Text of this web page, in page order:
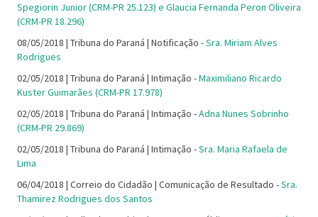
Spegiorin Junior (CRM-PR 25.123) e Glaucia Fernanda Peron Oliveira
(CRM-PR 18.296)
08/05/2018 | Tribuna do Paraná | Notificação -Sra. Miriam Alves
Rodrigues
02/05/2018 | Tribuna do Paraná | Intimação -Maximiliano Ricardo
Kuster Guimarães (CRM-PR 17.978)
02/05/2018 | Tribuna do Paraná | Intimação -Adna Nunes Sobrinho
(CRM-PR 29.869)
02/05/2018 | Tribuna do Paraná | Intimação -Sra. Maria Rafaela de
Lima
06/04/2018 | Correio do Cidadão | Comunicação de Resultado -Sra.
Thamirez Rodrigues dos Santos